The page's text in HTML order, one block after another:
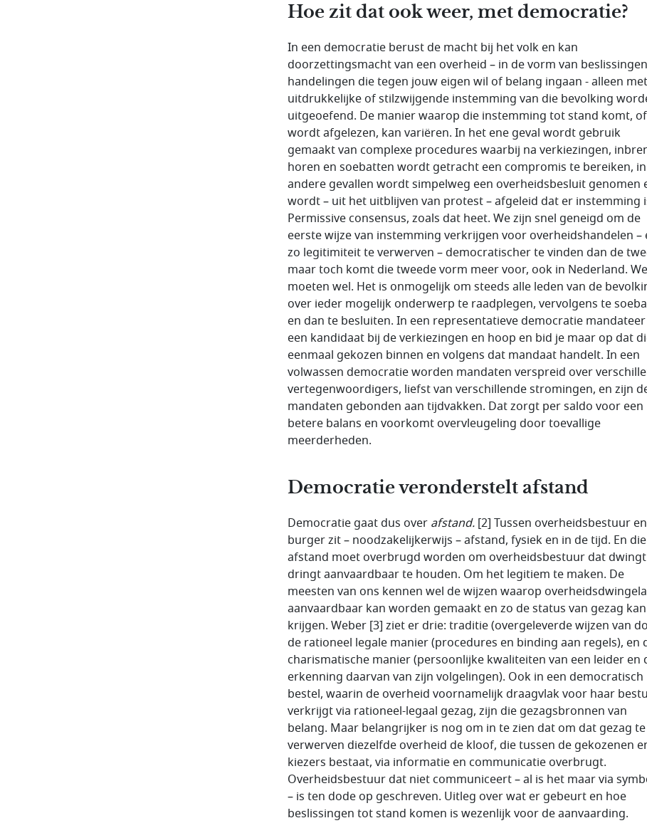
Hoe zit dat ook weer, met democratie?
In een democratie berust de macht bij het volk en kan
doorzettingsmacht van een overheid – in de vorm van
handelingen die tegen jouw eigen wil of belang ingaan - alleen met
uitdrukkelijke of stilzwijgende instemming van die bevolking
uitgeoefend. De manier waarop die instemming tot stand komt, of
wordt afgelezen, kan variëren. In het ene geval wordt gebruik
gemaakt van complexe procedures waarbij na verkiezingen,
horen en soebatten wordt getracht een compromis te bereiken, in
andere gevallen wordt simpelweg een overheidsbesluit genomen
wordt – uit het uitblijven van protest – afgeleid dat er instemming
Permissive consensus, zoals dat heet. We zijn snel geneigd om de
eerste wijze van instemming verkrijgen voor overheidshandelen –
zo legitimiteit te verwerven – democratischer te vinden dan de
maar toch komt die tweede vorm meer voor, ook in Nederland. We
moeten wel. Het is onmogelijk om steeds alle leden van de
over ieder mogelijk onderwerp te raadplegen, vervolgens te
en dan te besluiten. In een representatieve democratie
een kandidaat bij de verkiezingen en hoop en bid je maar op dat
eenmaal gekozen binnen en volgens dat mandaat handelt. In een
volwassen democratie worden mandaten verspreid over
vertegenwoordigers, liefst van verschillende stromingen, en zijn
mandaten gebonden aan tijdvakken. Dat zorgt per saldo voor een
betere balans en voorkomt overvleugeling door toevallige
meerderheden.
Democratie veronderstelt afstand
Democratie gaat dus over afstand. [2] Tussen overheidsbestuur en
burger zit – noodzakelijkerwijs – afstand, fysiek en in de tijd. En die
afstand moet overbrugd worden om overheidsbestuur dat
dringt aanvaardbaar te houden. Om het legitiem te maken. De
meesten van ons kennen wel de wijzen waarop
aanvaardbaar kan worden gemaakt en zo de status van gezag kan
krijgen. Weber [3] ziet er drie: traditie (overgeleverde wijzen van
de rationeel legale manier (procedures en binding aan regels), en
charismatische manier (persoonlijke kwaliteiten van een leider en
erkenning daarvan van zijn volgelingen). Ook in een democratisch
bestel, waarin de overheid voornamelijk draagvlak voor haar
verkrijgt via rationeel-legaal gezag, zijn die gezagsbronnen van
belang. Maar belangrijker is nog om in te zien dat om dat gezag te
verwerven diezelfde overheid de kloof, die tussen de gekozenen
kiezers bestaat, via informatie en communicatie overbrugt.
Overheidsbestuur dat niet communiceert – al is het maar via
– is ten dode op geschreven. Uitleg over wat er gebeurt en hoe
beslissingen tot stand komen is wezenlijk voor de aanvaarding.